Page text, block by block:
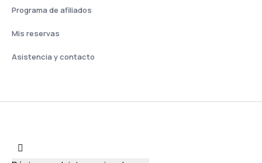
Programa de afiliados
Mis reservas
Asistencia y contacto